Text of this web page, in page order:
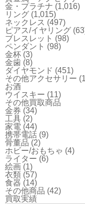
金・プラチナ (1,016)
リング (1,015)
ネックレス (497)
ピアス/イヤリング
ブレスレット (98)
ペンダント (98)
金杯 (3)
金歯 (8)
ダイヤモンド (451)
その他アクセサリー
お酒
ウイスキー (11)
その他買取商品
金券 (34)
工具 (2)
家電 (44)
携帯電話 (9)
骨董品 (2)
ホビー/おもちゃ (4)
ライター (6)
絵画 (1)
衣類 (57)
食器 (14)
その他商品 (42)
買取実績